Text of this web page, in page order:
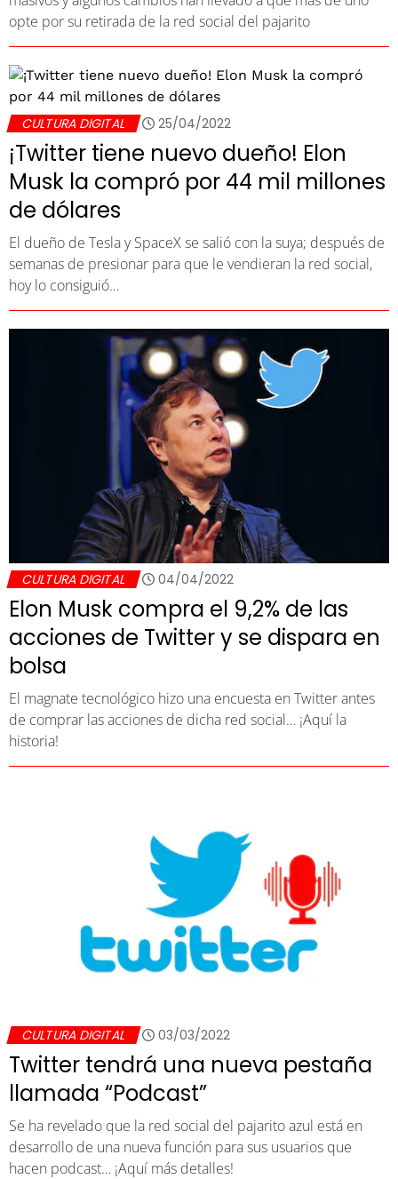
opte por su retirada de la red social del pajarito
CULTURA DIGITAL 25/04/2022
¡Twitter tiene nuevo dueño! Elon
Musk la compró por 44 mil millones
de dólares
El dueño de Tesla y SpaceX se salió con la suya; después de
semanas de presionar para que le vendieran la red social,
hoy lo consiguió…
CULTURA DIGITAL 04/04/2022
Elon Musk compra el 9,2% de las
acciones de Twitter y se dispara en
bolsa
El magnate tecnológico hizo una encuesta en Twitter antes
de comprar las acciones de dicha red social… ¡Aquí la
historia!
CULTURA DIGITAL 03/03/2022
Twitter tendrá una nueva pestaña
llamada “Podcast”
Se ha revelado que la red social del pajarito azul está en
desarrollo de una nueva función para sus usuarios que
hacen podcast… ¡Aquí más detalles!